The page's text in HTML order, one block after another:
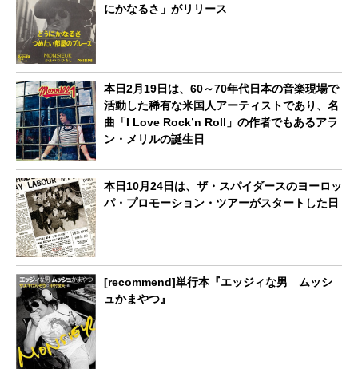
にかなるさ」がリリース
本日2月19日は、60～70年代日本の音楽現場で
活動した稀有な米国人アーティストであり、名
曲「I Love Rock’n Roll」の作者でもあるアラ
ン・メリルの誕生日
本日10月24日は、ザ・スパイダースのヨーロッ
パ・プロモーション・ツアーがスタートした日
[recommend]単行本『エッジィな男 ムッシ
ュかまやつ』